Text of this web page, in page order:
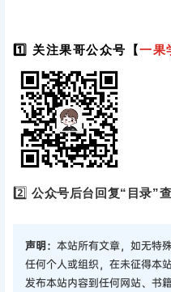
1️⃣ 关注果哥公众号【一果
2️⃣公众号后台回复“目录”
声明： 本站所有文章，如无特
任何个人或组织，在未征得本
发布本站内容到任何网站、书